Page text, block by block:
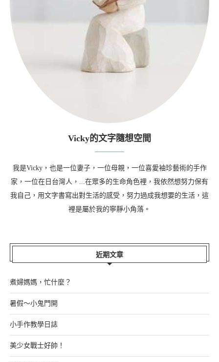
Vicky的文字隨想空間
我是Vicky，也是一位妻子，一位母親，一位喜愛袖珍藝術的手作
家，一位在日台灣人，...在眾多的生命角色裡，我依然想努力保有
我自己，用文字書寫出對生活的感受，努力過成我想要的生活，這
裡是屬於我的寧靜小角落。
近期文章
煮婦媽媽，忙什麼？
暑假～小鬼門開
小手作教學日誌
美少女戰士好帥！